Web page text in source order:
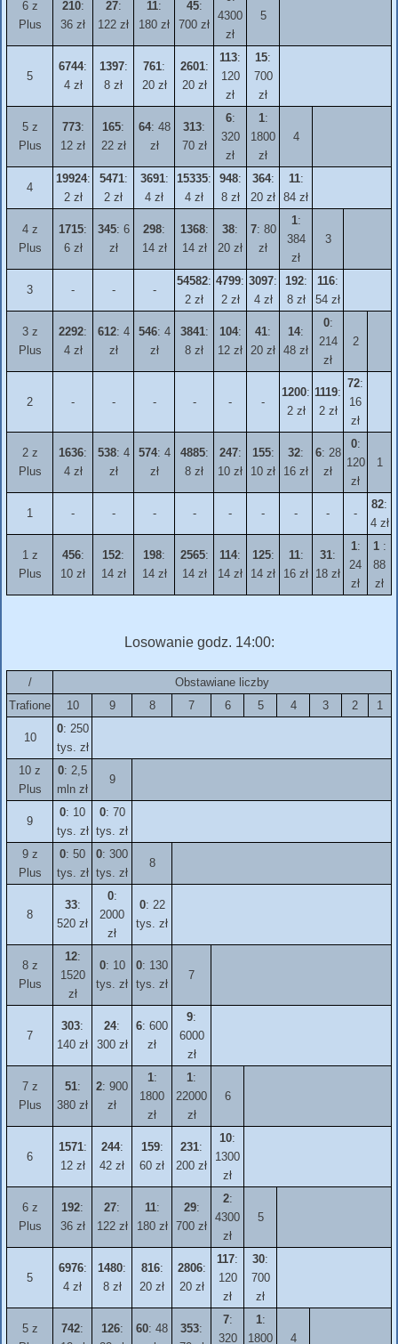
6 z
Plus
210:
36 zł
27:
122 zł
11:
180 zł
45:
700 zł
4300
zł
5
5
6744:
4 zł
1397:
8 zł
761:
20 zł
2601:
20 zł
113:
120
zł
15:
700
zł
5 z
Plus
773:
12 zł
165:
22 zł
64: 48
zł
313:
70 zł
6:
320
zł
1:
1800
zł
4
4
19924:
2 zł
5471:
2 zł
3691:
4 zł
15335:
4 zł
948:
8 zł
364:
20 zł
11:
84 zł
4 z
Plus
1715:
6 zł
345: 6
zł
298:
14 zł
1368:
14 zł
38:
20 zł
7: 80
zł
1:
384
zł
3
3 - - -
54582:
2 zł
4799:
2 zł
3097:
4 zł
192:
8 zł
116:
54 zł
3 z
Plus
2292:
4 zł
612: 4
zł
546: 4
zł
3841:
8 zł
104:
12 zł
41:
20 zł
14:
48 zł
0:
214
zł
2
2 - - - - - -
1200:
2 zł
1119:
2 zł
72:
16
zł
2 z
Plus
1636:
4 zł
538: 4
zł
574: 4
zł
4885:
8 zł
247:
10 zł
155:
10 zł
32:
16 zł
6: 28
zł
0:
120
zł
1
1 - - - - - - - - -
82:
4 zł
1 z
Plus
456:
10 zł
152:
14 zł
198:
14 zł
2565:
14 zł
114:
14 zł
125:
14 zł
11:
16 zł
31:
18 zł
1:
24
zł
1 :
88
zł
Losowanie godz. 14:00:
/
Obstawiane liczby
Trafione
10 9 8 7 6 5 4 3 2 1
10
0: 250
tys. zł
10 z
Plus
0: 2,5
mln zł
9
9
0: 10
tys. zł
0: 70
tys. zł
9 z
Plus
0: 50
tys. zł
0: 300
tys. zł
8
8
33:
520 zł
0:
2000
zł
0: 22
tys. zł
8 z
Plus
12:
1520
zł
0: 10
tys. zł
0: 130
tys. zł
7
7
303:
140 zł
24:
300 zł
6: 600
zł
9:
6000
zł
7 z
Plus
51:
380 zł
2: 900
zł
1:
1800
zł
1:
22000
zł
6
6
1571:
12 zł
244:
42 zł
159:
60 zł
231:
200 zł
10:
1300
zł
6 z
Plus
192:
36 zł
27:
122 zł
11:
180 zł
29:
700 zł
2:
4300
zł
5
5
6976:
4 zł
1480:
8 zł
816:
20 zł
2806:
20 zł
117:
120
zł
30:
700
zł
5 z
742:
126:
60: 48
353:
7:
320
1:
1800
4